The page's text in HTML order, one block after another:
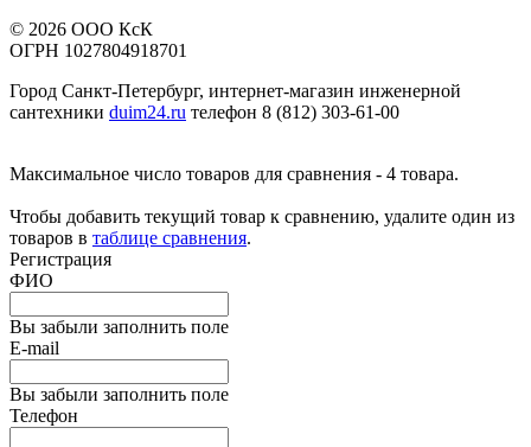
© 2026 ООО КсК
ОГРН 1027804918701
Город Санкт-Петербург, интернет-магазин инженерной
сантехники duim24.ru телефон 8 (812) 303-61-00
Максимальное число товаров для сравнения - 4 товара.
Чтобы добавить текущий товар к сравнению, удалите один из
товаров в таблице сравнения.
Регистрация
ФИО
Вы забыли заполнить поле
E-mail
Вы забыли заполнить поле
Телефон